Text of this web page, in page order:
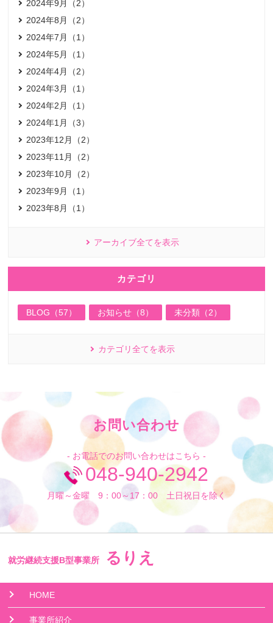
2024年9月（2）
2024年8月（2）
2024年7月（1）
2024年5月（1）
2024年4月（2）
2024年3月（1）
2024年2月（1）
2024年1月（3）
2023年12月（2）
2023年11月（2）
2023年10月（2）
2023年9月（1）
2023年8月（1）
アーカイブ全てを表示
カテゴリ
BLOG（57） お知らせ（8） 未分類（2）
カテゴリ全てを表示
お問い合わせ
- お電話でのお問い合わせはこちら -
048-940-2942
月曜～金曜 9：00～17：00 土日祝日を除く
就労継続支援B型事業所 るりえ
HOME
事業所紹介